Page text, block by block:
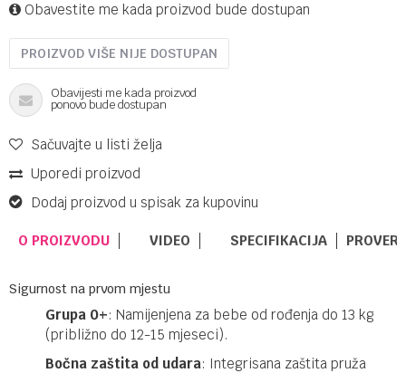
Obavestite me kada proizvod bude dostupan
PROIZVOD VIŠE NIJE DOSTUPAN
Obavijesti me kada proizvod
ponovo bude dostupan
Sačuvajte u listi želja
Uporedi proizvod
Dodaj proizvod u spisak za kupovinu
O PROIZVODU VIDEO SPECIFIKACIJA
Sigurnost na prvom mjestu
Grupa 0+: Namijenjena za bebe od rođenja do 13 kg
(približno do 12-15 mjeseci).​
Bočna zaštita od udara: Integrisana zaštita pruža